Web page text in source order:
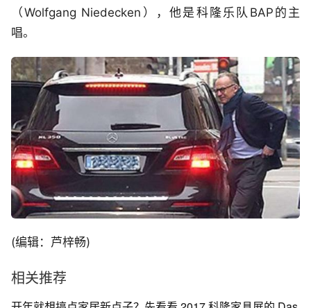
（Wolfgang Niedecken），他是科隆乐队BAP的主
唱。
(编辑：芦梓畅)
相关推荐